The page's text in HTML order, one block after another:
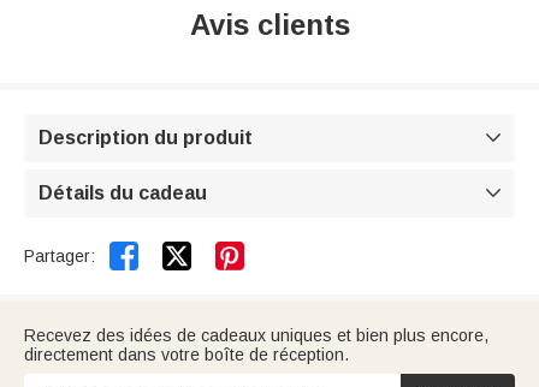
Avis clients
Description du produit 
Détails du cadeau 
Partager:  
Recevez des idées de cadeaux uniques et bien plus encore,
directement dans votre boîte de réception.